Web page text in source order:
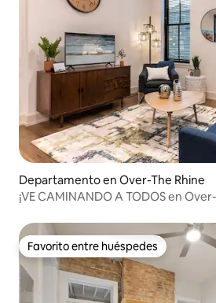
Departamento en Over-The Rhine
¡VE CAMINANDO A TODOS en
Favorito entre huéspedes
Favorito entre huéspedes